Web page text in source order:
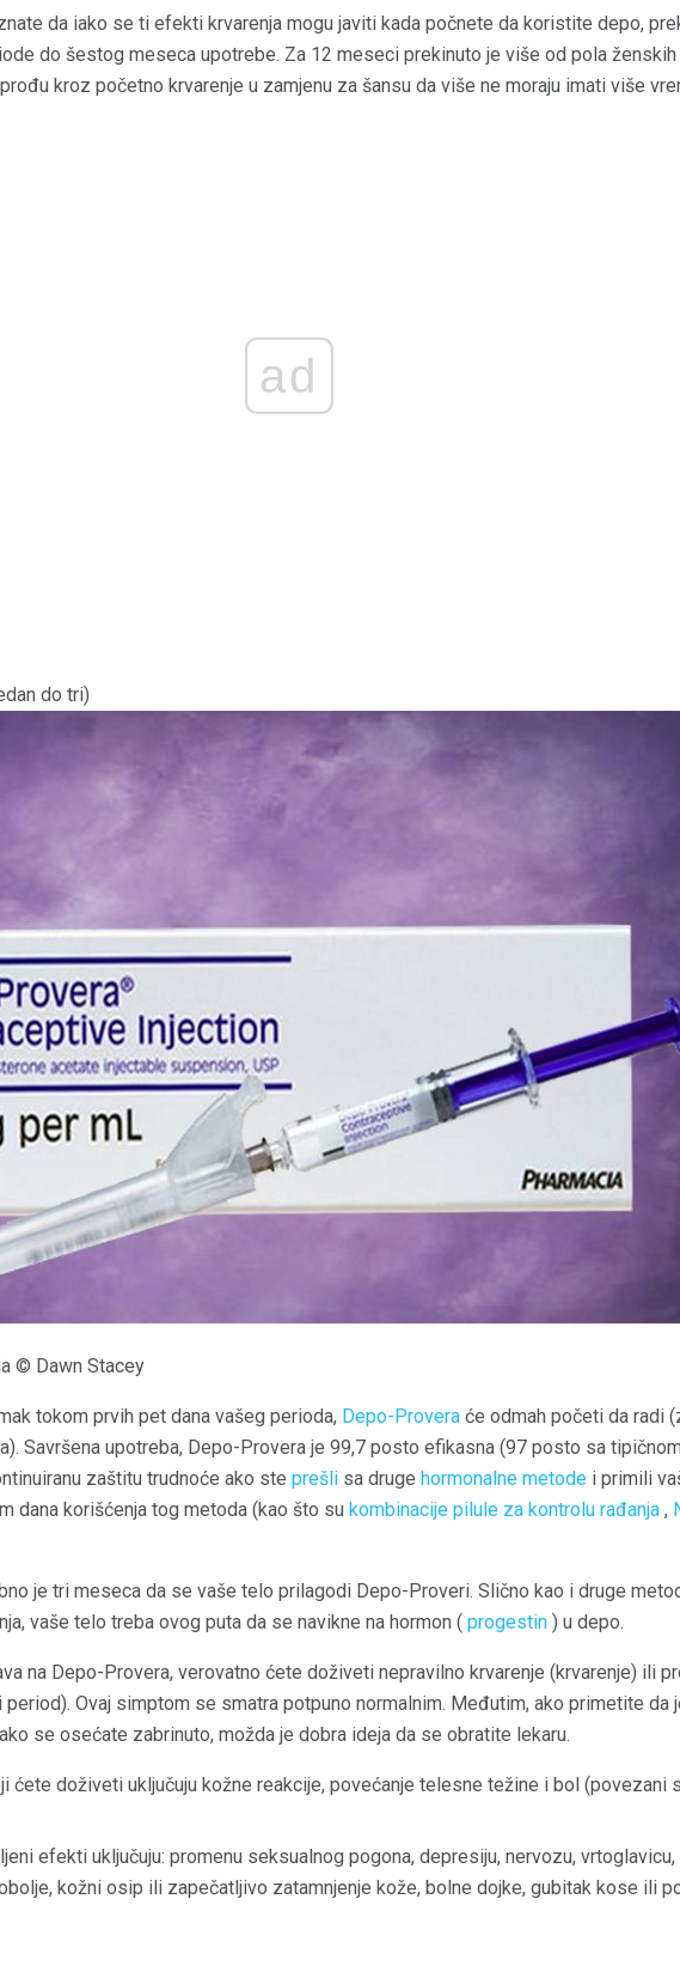
da iako se ti efekti krvarenja mogu javiti kada počnete da koristite depo,
do šestog meseca upotrebe. Za 12 meseci prekinuto je više od pola ženskih
kroz početno krvarenje u zamjenu za šansu da više ne moraju imati više
ad
do tri)
© Dawn Stacey
tokom prvih pet dana vašeg perioda, Depo-Provera će odmah početi da radi
Savršena upotreba, Depo-Provera je 99,7 posto efikasna (97 posto sa
zaštitu trudnoće ako ste prešli sa druge hormonalne metode i primili
dana korišćenja tog metoda (kao što su kombinacije pilule za kontrolu rađanja ,
je tri meseca da se vaše telo prilagodi Depo-Proveri. Slično kao i druge
vaše telo treba ovog puta da se navikne na hormon ( progestin ) u depo.
na Depo-Provera, verovatno ćete doživeti nepravilno krvarenje (krvarenje) ili
period). Ovaj simptom se smatra potpuno normalnim. Međutim, ako primetite da
se osećate zabrinuto, možda je dobra ideja da se obratite lekaru.
ćete doživeti uključuju kožne reakcije, povećanje telesne težine i bol (povezani
efekti uključuju: promenu seksualnog pogona, depresiju, nervozu, vrtoglavicu,
kožni osip ili zapečatljivo zatamnjenje kože, bolne dojke, gubitak kose ili